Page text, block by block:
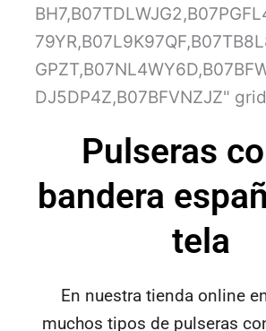
DJ5DP4Z,B07BFVNZJZ"
Pulseras
bandera
tela
En nuestra tienda online
muchos tipos de pulseras